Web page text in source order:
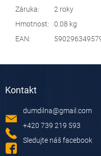
Záruka:
2 roky
Hmotnost:
0.08 kg
EAN:
Kontakt
dumdilna@gmail.com
+420 739 219 593
Sledujte náš facebook